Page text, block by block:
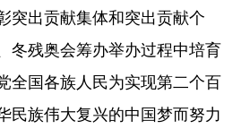
突出贡献集体和突出贡献个
冬残奥会筹办举办过程中培育
全国各族人民为实现第二个百
民族伟大复兴的中国梦而努力